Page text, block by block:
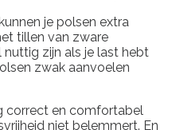
je polsen extra
tillen van zware
zijn als je last hebt
zwak aanvoelen
correct en comfortabel
niet belemmert. En